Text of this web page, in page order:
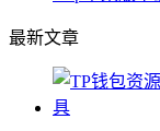
最新文章